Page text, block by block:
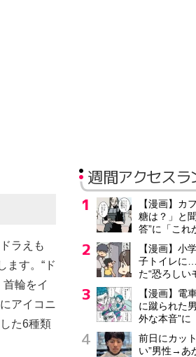
ラえも
ます。“ド
輪をイ
アイコニ
た6種類
週間アクセスラ
【漫画】カ
糖は？」と
答”に「これ
【漫画】小
子トイレに
た“恐ろしい
【漫画】電
に蹴られた
外な本音”に
前日にカッ
い”男性→あ